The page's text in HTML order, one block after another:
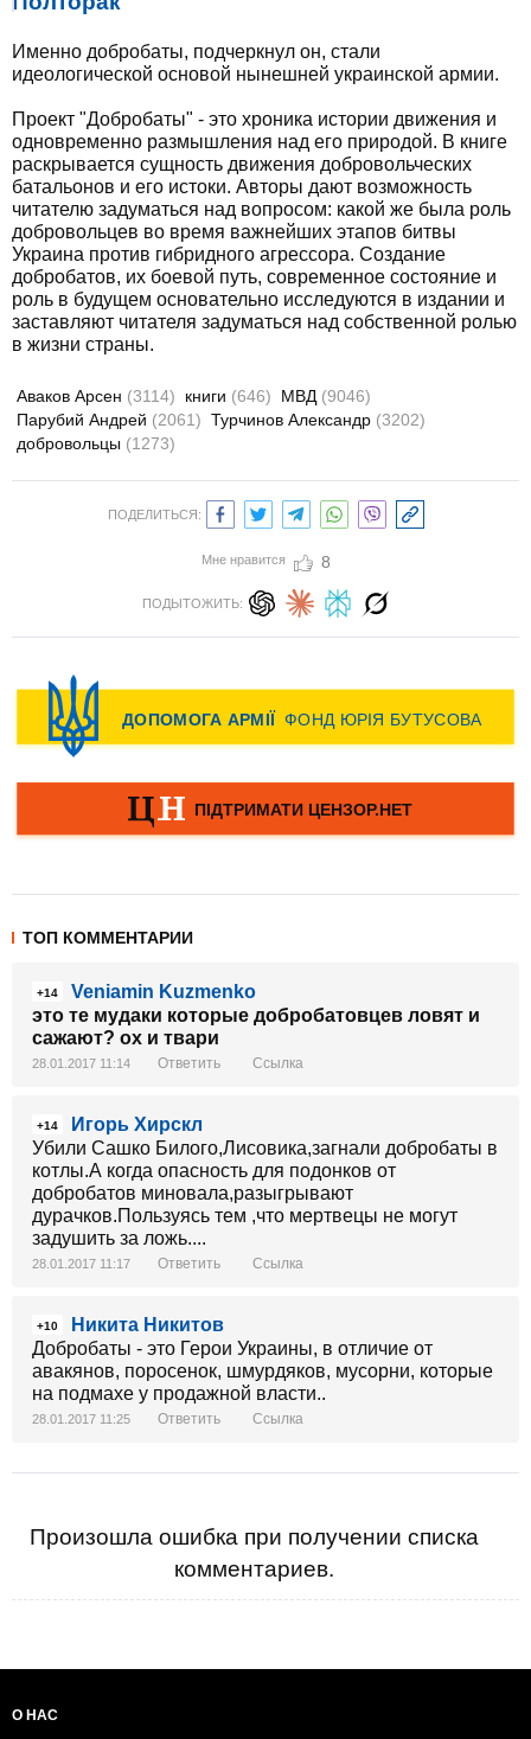
Именно добробаты, подчеркнул он, стали
идеологической основой нынешней украинской армии.
Проект "Добробаты" - это хроника истории движения и
одновременно размышления над его природой. В книге
раскрывается сущность движения добровольческих
батальонов и его истоки. Авторы дают возможность
читателю задуматься над вопросом: какой же была роль
добровольцев во время важнейших этапов битвы
Украина против гибридного агрессора. Создание
добробатов, их боевой путь, современное состояние и
роль в будущем основательно исследуются в издании и
заставляют читателя задуматься над собственной ролью
в жизни страны.
Аваков Арсен (3114) книги (646) МВД (9046)
Парубий Андрей (2061) Турчинов Александр (3202)
добровольцы (1273)
ПОДЕЛИТЬСЯ:
Мне нравится 8
ПОДЫТОЖИТЬ:
ТОП КОММЕНТАРИИ
+14
Veniamin Kuzmenko
это те мудаки которые добробатовцев ловят и
сажают? ох и твари
28.01.2017 11:14 Ответить Ссылка
+14
Игорь Хирскл
Убили Сашко Билого,Лисовика,загнали добробаты в
котлы.А когда опасность для подонков от
добробатов миновала,разыгрывают
дурачков.Пользуясь тем ,что мертвецы не могут
задушить за ложь....
28.01.2017 11:17 Ответить Ссылка
+10
Никита Никитов
Добробаты - это Герои Украины, в отличие от
авакянов, поросенок, шмурдяков, мусорни, которые
на подмахе у продажной власти..
28.01.2017 11:25 Ответить Ссылка
Произошла ошибка при получении списка
комментариев.
О НАС